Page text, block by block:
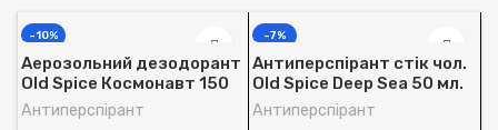
-10%
Аерозольний дезодорант
Old Spice Космонавт 150
мл.
Антиперспірант
-7%
Антиперспірант стік чол.
Old Spice Deep Sea 50 мл.
Антиперспірант